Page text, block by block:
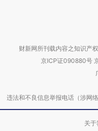
财新网所刊载内容之知识产
京ICP证090880号
违法和不良信息举报电话（涉
关于